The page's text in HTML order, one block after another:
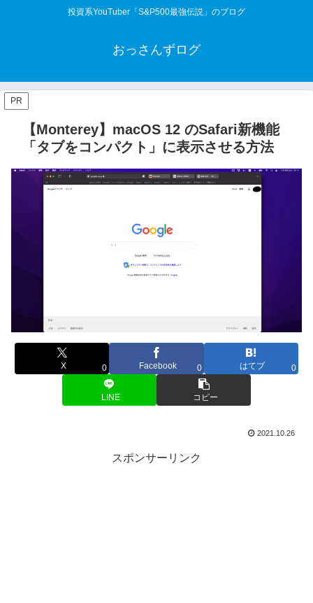
投資系YouTuber「S&P500最強伝説」のブログ
おっさんずログ
PR
【Monterey】macOS 12 のSafari新機能
「タブをコンパクト」に表示させる方法
X 0 Facebook 0 はてブ 0
LINE コピー
2021.10.26
スポンサーリンク